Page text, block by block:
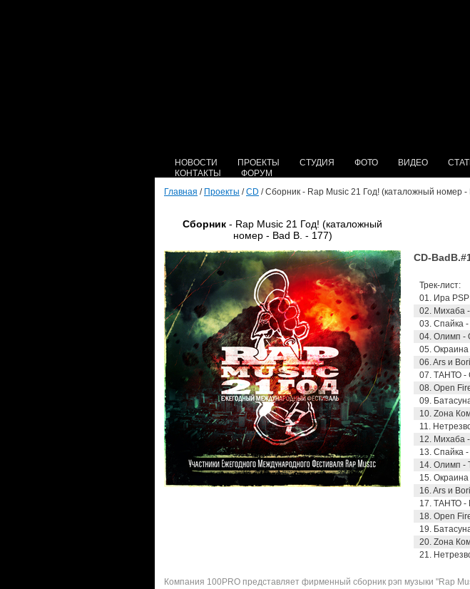
НОВОСТИ ПРОЕКТЫ СТУДИЯ ФОТО ВИДЕО
КОНТАКТЫ
ФОРУМ
Главная / Проекты /CD / Сборник - Rap Music 21 Год! (каталожный номер -
Сборник - Rap Music 21 Год! (каталожный
номер - Bad B. - 177)
CD-
Трек-лист:
01. Ира
02. Михаба
03. Спайка -
04. Олимп -
05.
06. Ars и
07. ТАНТО -
08. Open
09.
10. Zона
11.
12. Михаба
13. Спайка
14. Олимп -
15.
16. Ars и
17. ТАНТО -
18. Open
19.
20. Zона
21.
Компания 100PRO представляет фирменный сборник рэп музыки "Rap